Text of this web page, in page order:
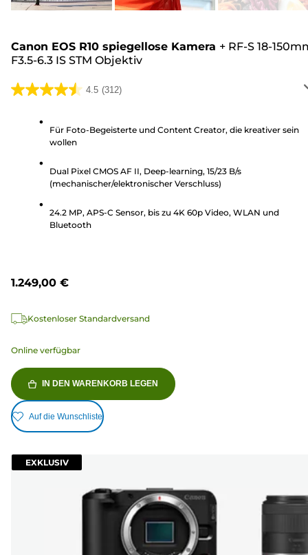
Canon EOS R10 spiegellose Kamera + RF-S 18-
F3.5-6.3 IS STM Objektiv
4.5 (312)
4.5
Sternen.
Bewertungen
Für Foto-Begeisterte und Content Creator, die kreativer sein
wollen
Dual Pixel CMOS AF II, Deep-learning, 15/23 B/s
(mechanischer/elektronischer Verschluss)
24.2 MP, APS-C Sensor, bis zu 4K 60p Video, WLAN und
Bluetooth
1.249,00 €
Kostenloser Standardversand
Online verfügbar
IN DEN WARENKORB LEGEN
Auf die Wunschliste
EXKLUSIV